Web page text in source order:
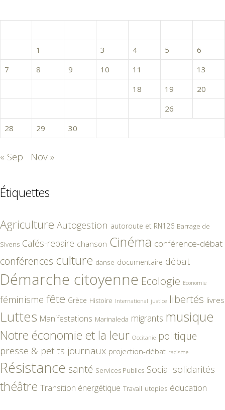
1
3 4 5
6
7
8 9 10 11
13
18 19
20
26
28
29 30
« Sep Nov »
Étiquettes
Agriculture Autogestion autoroute et RN126 Barrage de
Sivens Cafés-repaire chanson Cinéma conférence-débat
conférences culture danse documentaire débat
Démarche citoyenne Ecologie Economie
féminisme fête Grèce Histoire International justice libertés livres
Luttes Manifestations Marinaleda migrants musique
Notre économie et la leur Occitanie politique
presse & petits journaux projection-débat racisme
Résistance santé Services Publics Social solidarités
théâtre Transition énergétique Travail utopies éducation